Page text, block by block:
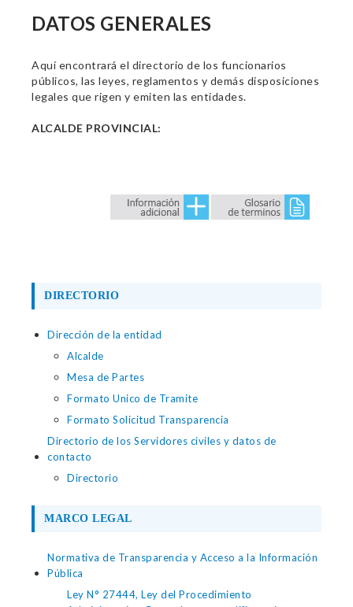
DATOS GENERALES
Aquí encontrará el directorio de los funcionarios
públicos, las leyes, reglamentos y demás disposiciones
legales que rigen y emiten las entidades.
ALCALDE PROVINCIAL:
DIRECTORIO
Dirección de la entidad
Alcalde
Mesa de Partes
Formato Unico de Tramite
Formato Solicitud Transparencia
Directorio de los Servidores civiles y datos de
contacto
Directorio
MARCO LEGAL
Normativa de Transparencia y Acceso a la Información
Pública
Ley N° 27444, Ley del Procedimiento